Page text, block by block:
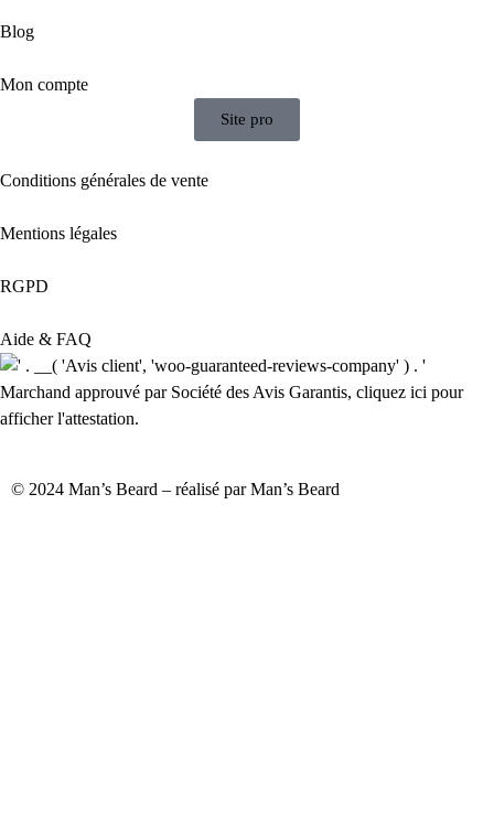
Blog
Mon compte
Site pro
Conditions générales de vente
Mentions légales
RGPD
Aide & FAQ
Marchand approuvé par Société des Avis Garantis, cliquez ici pour
afficher l'attestation.
© 2024 Man’s Beard – réalisé par Man’s Beard